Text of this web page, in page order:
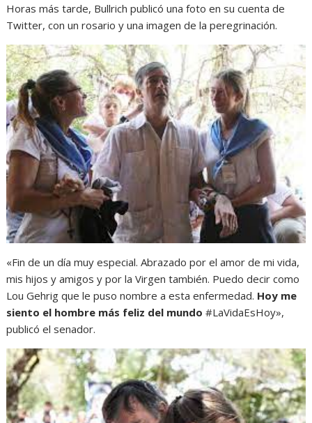
Horas más tarde, Bullrich publicó una foto en su cuenta de
Twitter, con un rosario y una imagen de la peregrinación.
«Fin de un día muy especial. Abrazado por el amor de mi vida,
mis hijos y amigos y por la Virgen también. Puedo decir como
Lou Gehrig que le puso nombre a esta enfermedad. Hoy me
siento el hombre más feliz del mundo #LaVidaEsHoy»,
publicó el senador.